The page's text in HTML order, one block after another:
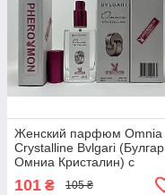
Женский парфюм Omnia
Crystalline Bvlgari
Омниа Кристалин) с
101 ₴ 105 ₴